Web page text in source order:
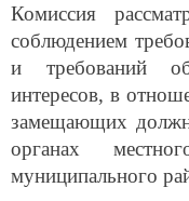
Комиссия
соблюдением
и требований об
интересов, в
замещающих
органах
муниципального